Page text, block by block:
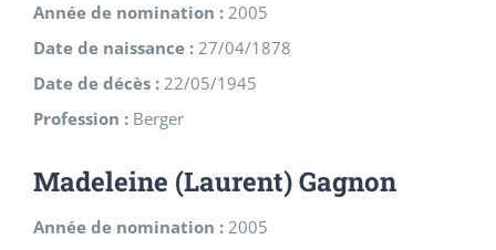
Année de nomination : 2005
Date de naissance : 27/04/1878
Date de décès : 22/05/1945
Profession : Berger
Madeleine (Laurent) Gagnon
Année de nomination : 2005